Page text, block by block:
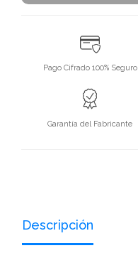
Pago Cifrado 100% Seguro
Garantía del Fabricante
Descripción